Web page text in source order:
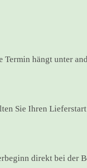
Termin hängt unter
Sie Ihren
direkt bei der